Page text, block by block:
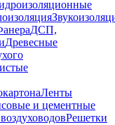
ДСП,
Древесные
Ленты
и цементные
Решетки